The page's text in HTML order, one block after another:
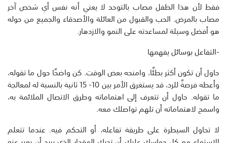
فقط لأن هذا الطفل مصاب بالتوحد لا يعني أنه نفس أي شخص آخر
مصاب بالمرض. الحب والقبول من العائلة والأصدقاء والجميع من حوله
هو أفضل وسيلة لمساعدته على النمو والازدهار.
-التفاعل بوسائل يفهمها
حاول أن تكون أكثر بطئًا، وامنحه بعض الوقت. كن واضحًا حول ما تقوله،
وأعطه فرصةً للرد، قد يستغرق الأمر بين 10- 15 ثانية بالنسبة له لمعالجة
ما تقوله. حاول أن تتعرف إلى اهتماماته وطرق الاتصال الملائمة به،
واسمح لاهتماماته أن تلهم تواصلك معه.
لا تحاول السيطرة على طريقة تفاعله، أو التحكم فيه. عندما تتعلم